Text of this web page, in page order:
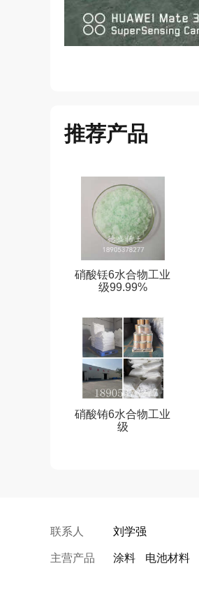
推荐产品
硝酸铥6水合物工业
级99.99%
硝酸铕6水合物工业
级
联系人 刘学强
主营产品 涂料 电池材料